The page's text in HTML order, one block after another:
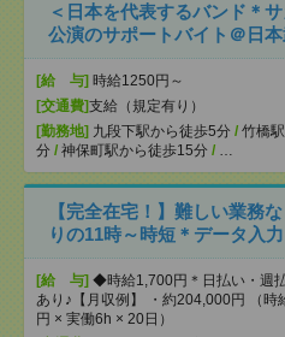
＜日本を代表するバンド＊
公演のサポートバイト＠日
[給 与] 時給1250円～
[交通費]支給（規定有り）
[勤務地] 九段下駅から徒歩5分 / 竹橋
分 / 神保町駅から徒歩15分 / …
【完全在宅！】難しい業務
りの11時～時短＊データ入
[給 与] ◆時給1,700円＊日払い・週
あり♪【月収例】 ・約204,000円 （時
円 × 実働6h × 20日）